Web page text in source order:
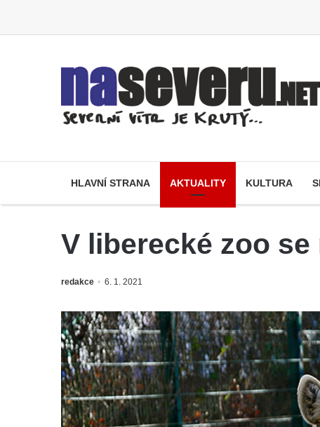
HLAVNÍ STRANA AKTUALITY KULTURA
V liberecké zoo
redakce 6. 1. 2021